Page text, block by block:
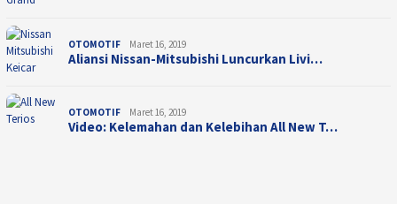
OTOMOTIF Maret 16, 2019
Aliansi Nissan-Mitsubishi Luncurkan Livi…
OTOMOTIF Maret 16, 2019
Video: Kelemahan dan Kelebihan All New T…